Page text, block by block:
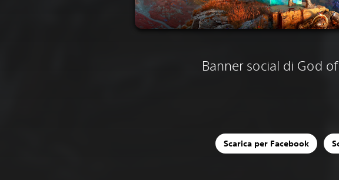
Banner social di God
Scarica per Facebook